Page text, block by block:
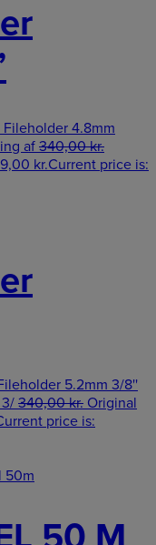
Fileholder 4.8mm
af340,00kr.
kr.Current price is:
5.2mm 3/8''
340,00kr. Original
price is: